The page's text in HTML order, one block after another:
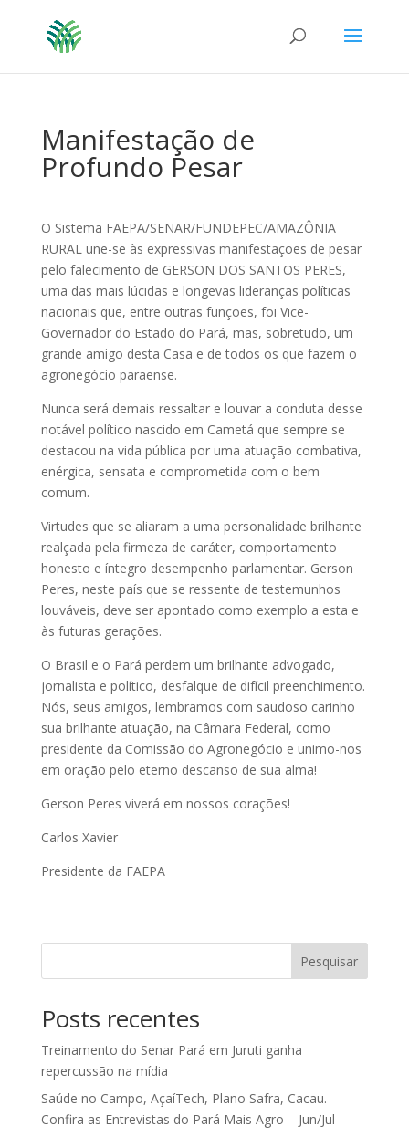
Manifestação de
Profundo Pesar
O Sistema FAEPA/SENAR/FUNDEPEC/AMAZÔNIA
RURAL une-se às expressivas manifestações de pesar
pelo falecimento de GERSON DOS SANTOS PERES,
uma das mais lúcidas e longevas lideranças políticas
nacionais que, entre outras funções, foi Vice-
Governador do Estado do Pará, mas, sobretudo, um
grande amigo desta Casa e de todos os que fazem o
agronegócio paraense.
Nunca será demais ressaltar e louvar a conduta desse
notável político nascido em Cametá que sempre se
destacou na vida pública por uma atuação combativa,
enérgica, sensata e comprometida com o bem
comum.
Virtudes que se aliaram a uma personalidade brilhante
realçada pela firmeza de caráter, comportamento
honesto e íntegro desempenho parlamentar. Gerson
Peres, neste país que se ressente de testemunhos
louváveis, deve ser apontado como exemplo a esta e
às futuras gerações.
O Brasil e o Pará perdem um brilhante advogado,
jornalista e político, desfalque de difícil preenchimento.
Nós, seus amigos, lembramos com saudoso carinho
sua brilhante atuação, na Câmara Federal, como
presidente da Comissão do Agronegócio e unimo-nos
em oração pelo eterno descanso de sua alma!
Gerson Peres viverá em nossos corações!
Carlos Xavier
Presidente da FAEPA
Pesquisar
Posts recentes
Treinamento do Senar Pará em Juruti ganha
repercussão na mídia
Saúde no Campo, AçaíTech, Plano Safra, Cacau.
Confira as Entrevistas do Pará Mais Agro – Jun/Jul